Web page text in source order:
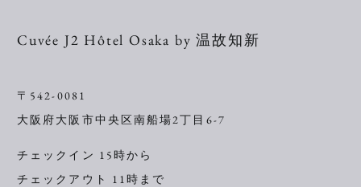
Cuvée J2 Hôtel Osaka by 温故知新
〒542-0081
大阪府大阪市中央区南船場2丁目6-7
チェックイン 15時から
チェックアウト 11時まで